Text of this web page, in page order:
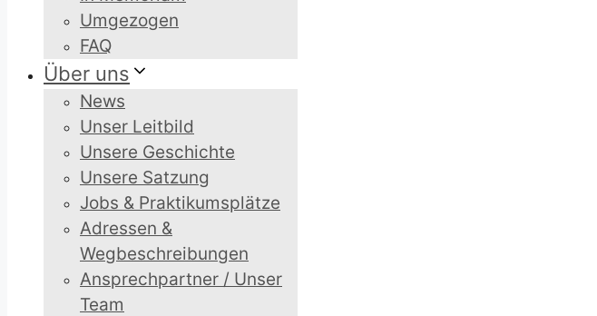
Umgezogen
FAQ
Über uns
News
Unser Leitbild
Unsere Geschichte
Unsere Satzung
Jobs & Praktikumsplätze
Adressen &
Wegbeschreibungen
Ansprechpartner / Unser
Team